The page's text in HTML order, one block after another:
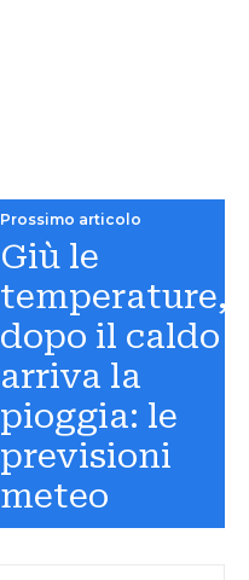
Prossimo articolo
Giù le
temperature,
dopo il caldo
arriva la
pioggia: le
previsioni
meteo